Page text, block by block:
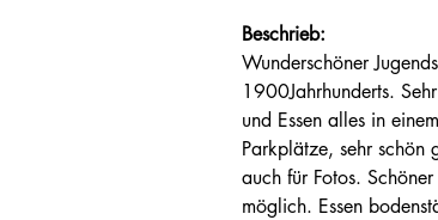
Beschrieb:
Wunderschöner
1900Jahrhunderts.
und Essen alles in
Parkplätze, sehr schön
auch für Fotos.
möglich. Essen